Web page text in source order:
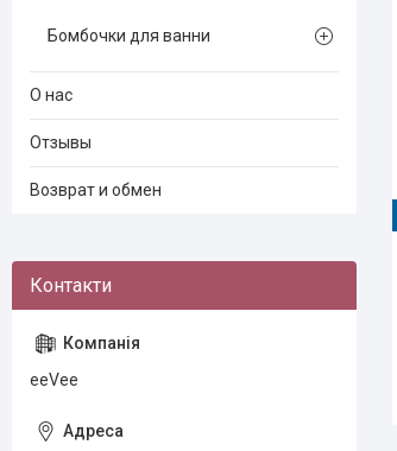
Бомбочки для ванни
О нас
Отзывы
Возврат и обмен
eeVee